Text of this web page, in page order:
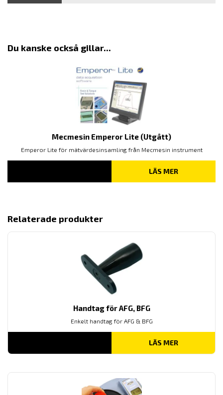
Du kanske också gillar...
Mecmesin Emperor Lite (Utgått)
Emperor Lite för mätvärdesinsamling från Mecmesin instrument
LÄS MER
Relaterade produkter
Handtag för AFG, BFG
Enkelt handtag för AFG & BFG
LÄS MER